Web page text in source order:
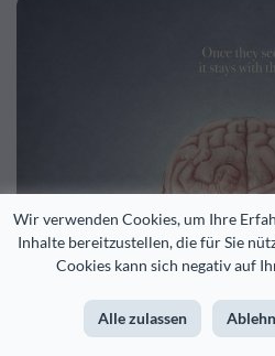
Wir verwenden Cookies, um Ihre
Inhalte bereitzustellen, die für Sie
Cookies kann sich negativ auf
Alle zulassen